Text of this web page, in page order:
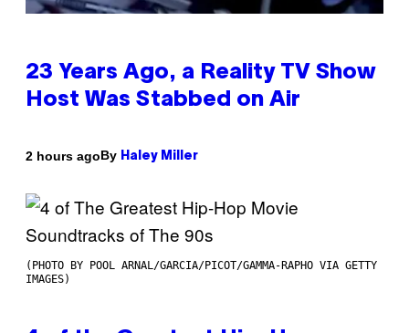
23 Years Ago, a Reality TV Show
Host Was Stabbed on Air
2 hours agoBy Haley Miller
(PHOTO BY POOL ARNAL/GARCIA/PICOT/GAMMA-RAPHO VIA GETTY
IMAGES)